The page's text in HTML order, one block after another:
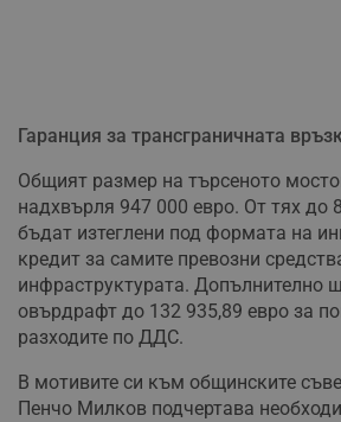
Гаранция за трансграничната
Общият размер на търсеното
надхвърля 947 000 евро. От тях до
бъдат изтеглени под формата на
кредит за самите превозни
инфраструктурата. Допълнително
овърдрафт до 132 935,89 евро за
разходите по ДДС.
В мотивите си към общинските
Пенчо Милков подчертава